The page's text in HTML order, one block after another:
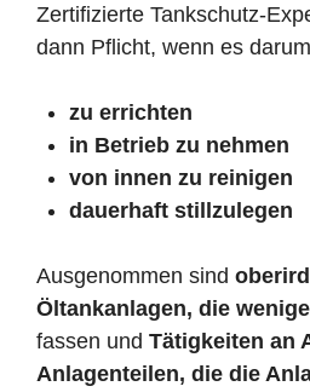
Zertifizierte Tankschutz-
dann Pflicht, wenn es
zu errichten
in Betrieb zu nehmen
von innen zu reinigen
dauerhaft stillzulegen
Ausgenommen sind
Öltankanlagen, die
fassen und Tätigkeiten an
Anlagenteilen, die die